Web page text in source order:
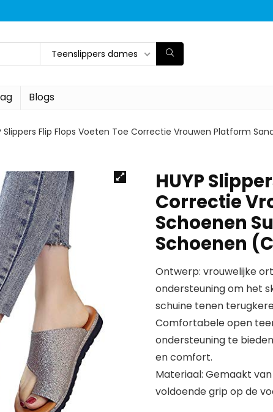
Teenslippers dames
Blogs
Slippers Flip Flops Voeten Toe Correctie Vrouwen Platform
HUYP
Correctie
Schoenen
Schoenen
Ontwerp: vrouwelijke
ondersteuning om het
schuine tenen
Comfortabele open
ondersteuning te
en comfort.
Materiaal: Gemaakt
voldoende grip op de